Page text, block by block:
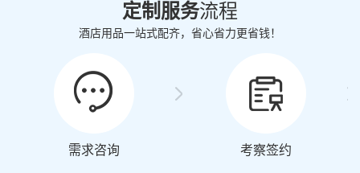
定制服务流程
酒店用品一站式配齐，省心省力更省钱！
需求咨询 考察签约